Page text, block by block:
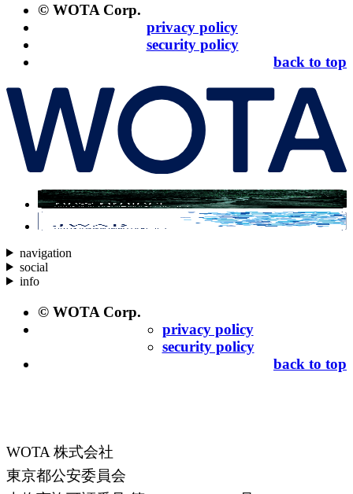
© WOTA Corp.
privacy policy
security policy
back to top
navigation
social
info
© WOTA Corp.
privacy policy
security policy
back to top
WOTA 株式会社
東京都公安委員会